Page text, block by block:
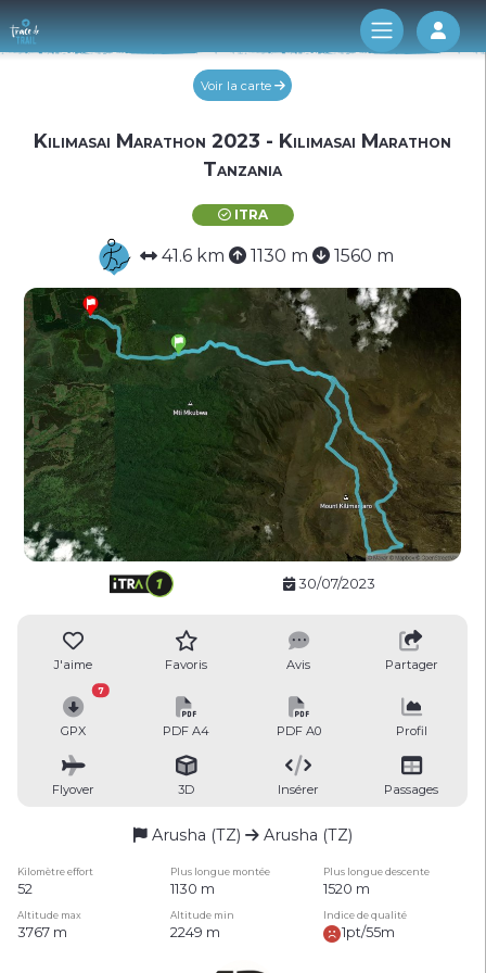
Log
Voir la carte
Kilimasai Marathon 2023 - Kilimasai Marathon
Tanzania
ITRA
41.6 km 1130 m 1560 m
30/07/2023
J'aime Favoris Avis Partager
GPX
7
PDF A4 PDF A0 Profil
Flyover 3D Insérer Passages
Arusha (TZ) Arusha (TZ)
Kilomètre effort Plus longue montée Plus longue descente
52 1130 m 1520 m
Altitude max Altitude min Indice de qualité
3767 m 2249 m 1pt/55m